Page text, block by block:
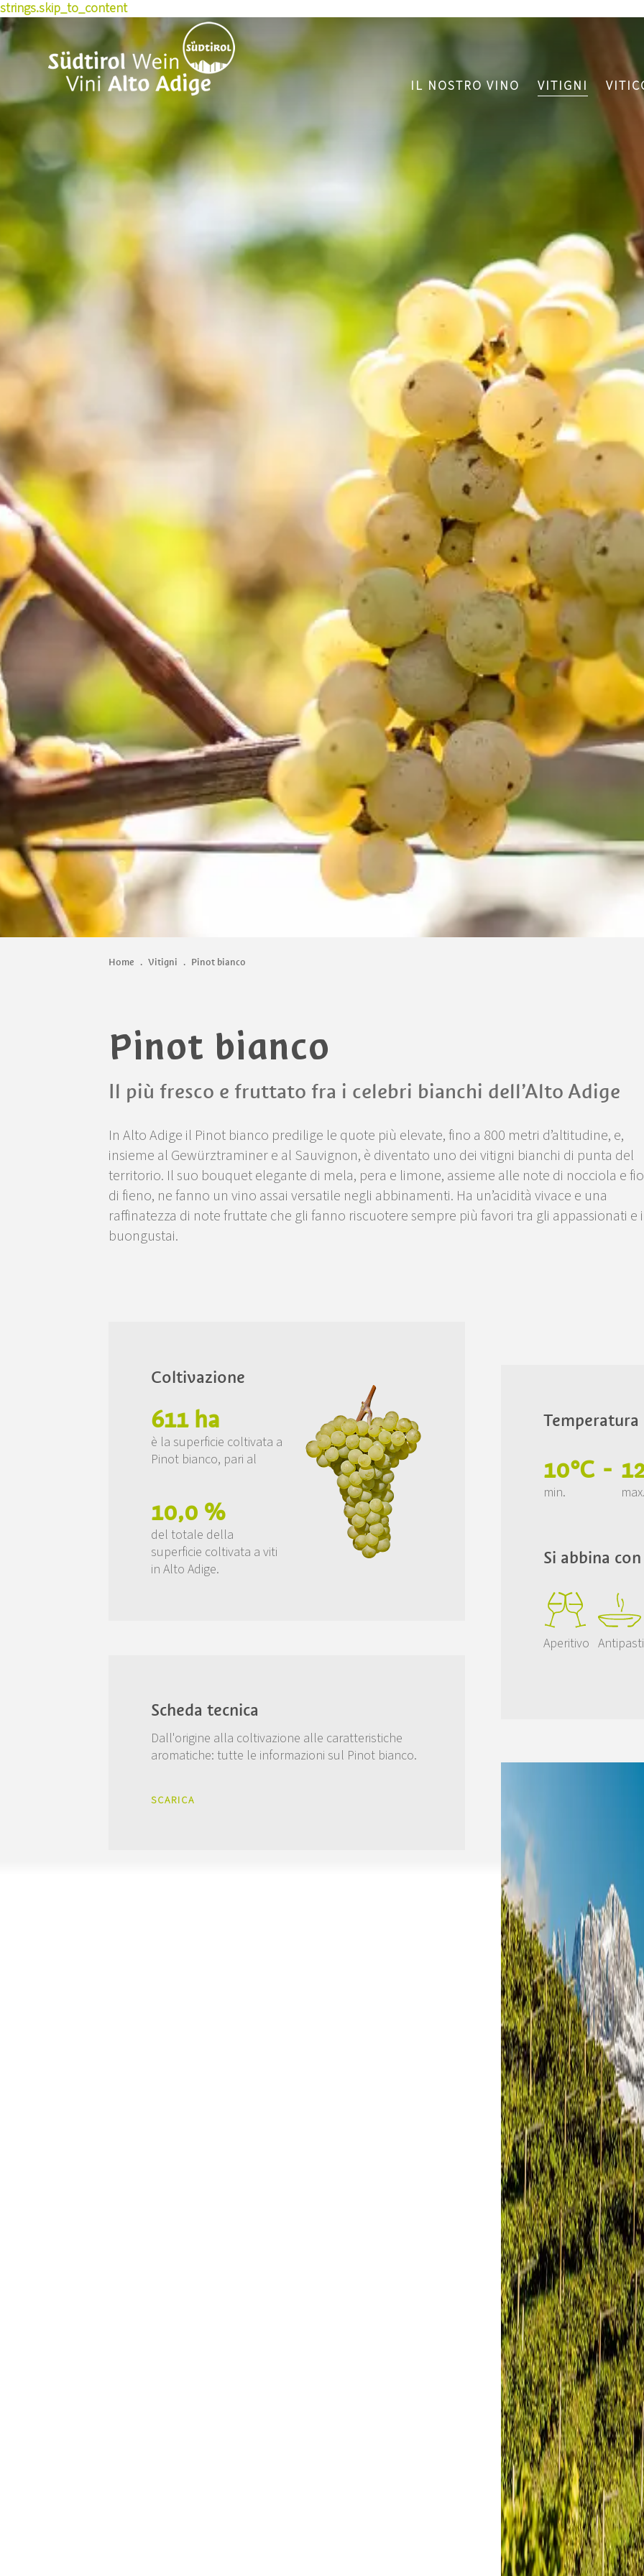
strings.skip_to_content
IL NOSTRO VINO VITIGNI
Home . Vitigni . Pinot bianco
Pinot bianco
Il più fresco e fruttato fra i celebri bianchi dell’Alto Adige
In Alto Adige il Pinot bianco predilige le quote più elevate, fino a 800 metri d’altitudine, e,
insieme al Gewürztraminer e al Sauvignon, è diventato uno dei vitigni bianchi di punta del
territorio. Il suo bouquet elegante di mela, pera e limone, assieme alle note di nocciola e
di fieno, ne fanno un vino assai versatile negli abbinamenti. Ha un’acidità vivace e una
raffinatezza di note fruttate che gli fanno riscuotere sempre più favori tra gli appassionati e i
buongustai.
Coltivazione
611 ha
è la superficie coltivata a
Pinot bianco, pari al
10,0 %
del totale della
superficie coltivata a viti
in Alto Adige.
10°C
min.
-
Si abbina con
Aperitivo Antipasti
Scheda tecnica
Dall'origine alla coltivazione alle caratteristiche
aromatiche: tutte le informazioni sul Pinot bianco.
SCARICA